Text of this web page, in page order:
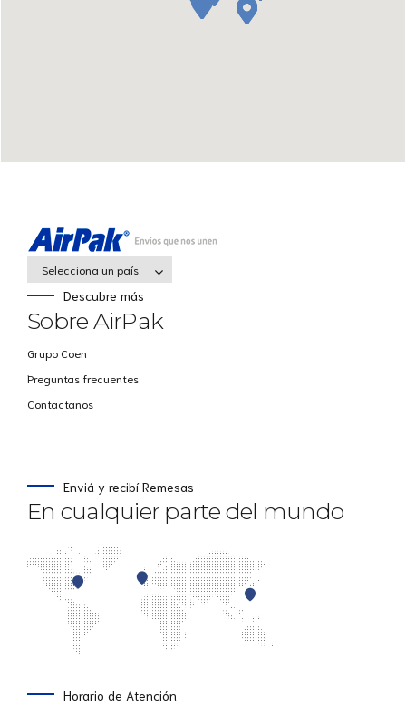
Selecciona un país
Descubre más
Sobre AirPak
Grupo Coen
Preguntas frecuentes
Contactanos
Enviá y recibí Remesas
En cualquier parte del mundo
Horario de Atención